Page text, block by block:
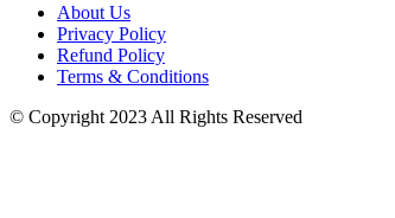
About Us
Privacy Policy
Refund Policy
Terms & Conditions
© Copyright 2023 All Rights Reserved